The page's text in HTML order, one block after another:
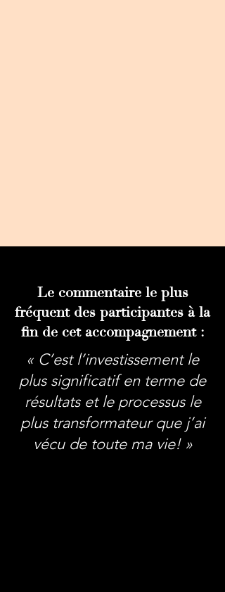
Le commentaire le plus
fréquent des participantes à la
fin de cet accompagnement :
« C’est l’investissement le
plus significatif en terme de
résultats et le processus le
plus transformateur que j’ai
vécu de toute ma vie! »